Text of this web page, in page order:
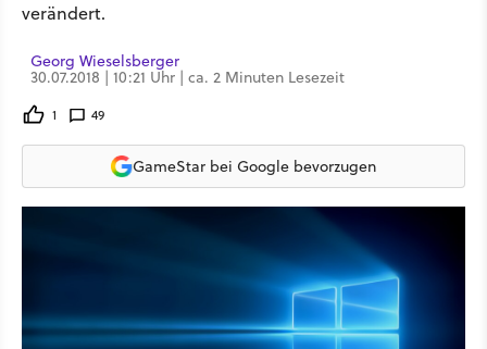
verändert.
Georg Wieselsberger
30.07.2018 | 10:21 Uhr | ca. 2 Minuten Lesezeit
1 49
GameStar bei Google bevorzugen